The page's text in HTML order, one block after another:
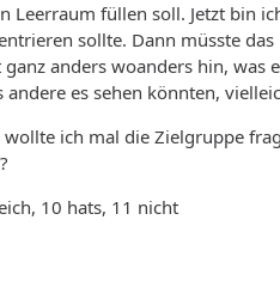
Leerraum füllen soll. Jetzt bin
sollte. Dann müsste
anders woanders hin, was
andere es sehen könnten,
wollte ich mal die Zielgruppe
10 hats, 11 nicht